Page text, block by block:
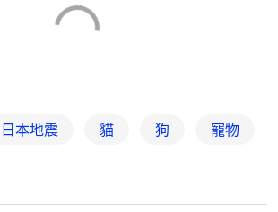
日本地震 貓 狗 寵物